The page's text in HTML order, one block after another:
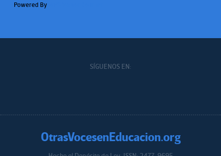
Powered By
SÍGUENOS EN:
OtrasVocesenEducacion.org